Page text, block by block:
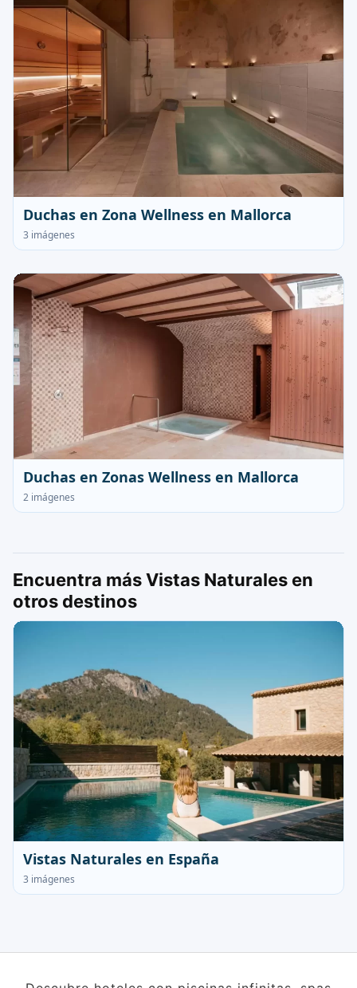
Duchas en Zona Wellness en Mallorca
3 imágenes
Duchas en Zonas Wellness en Mallorca
2 imágenes
Encuentra más Vistas Naturales en
otros destinos
Vistas Naturales en España
3 imágenes